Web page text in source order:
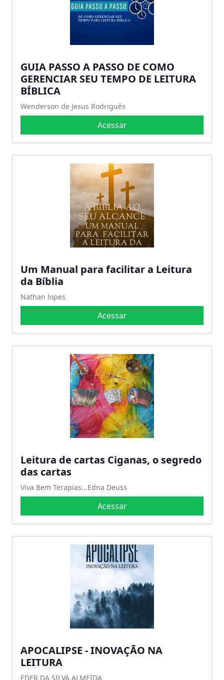
GUIA PASSO A PASSO DE COMO
GERENCIAR SEU TEMPO DE LEITURA
BÍBLICA
Wenderson de Jesus Rodriguês
Acessar
Um Manual para facilitar a Leitura
da Bíblia
Nathan lopes
Acessar
Leitura de cartas Ciganas, o segredo
das cartas
Viva Bem Terapias...Edna Deuss
Acessar
APOCALIPSE - INOVAÇÃO NA
LEITURA
EDER DA SILVA ALMEIDA